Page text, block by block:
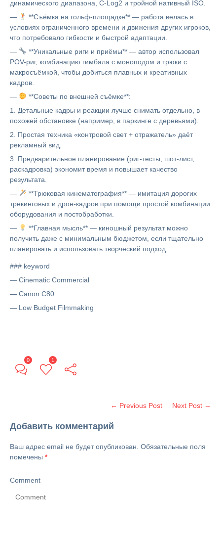
динамического диапазона, C-Log2 и тройной нативный ISO.
—
**Съёмка на гольф-площадке** — работа велась в
условиях ограниченного времени и движения других игроков,
что потребовало гибкости и быстрой адаптации.
—
**Уникальные риги и приёмы** — автор использовал
POV-риг, комбинацию гимбала с моноподом и трюки с
макросъёмкой, чтобы добиться плавных и креативных
кадров.
—
**Советы по внешней съёмке**:
1. Детальные кадры и реакции лучше снимать отдельно, в
похожей обстановке (например, в паркинге с деревьями).
2. Простая техника «контровой свет + отражатель» даёт
рекламный вид.
3. Предварительное планирование (риг-тесты, шот-лист,
раскадровка) экономит время и повышает качество
результата.
—
**Трюковая кинематография** — имитация дорогих
трекинговых и дрон-кадров при помощи простой комбинации
оборудования и постобработки.
—
**Главная мысль** — киношный результат можно
получить даже с минимальным бюджетом, если тщательно
планировать и использовать творческий подход.
### keyword
— Cinematic Commercial
— Canon C80
— Low Budget Filmmaking
0 1
← Previous Post Next Post →
Добавить комментарий
Ваш адрес email не будет опубликован. Обязательные поля
помечены *
Comment